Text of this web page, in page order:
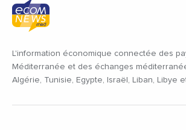
L'information économique connectée des
Méditerranée et des échanges
Algérie, Tunisie, Egypte, Israël, Liban, Libye